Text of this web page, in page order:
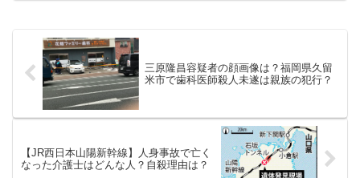
三原隆昌容疑者の顔画像は？福岡県久留
米市で歯科医師殺人未遂は親族の犯行？
【JR西日本山陽新幹線】人身事故で亡く
なった介護士はどんな人？自殺理由は？